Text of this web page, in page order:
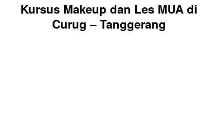
Kursus Makeup dan Les MUA di
Curug – Tanggerang